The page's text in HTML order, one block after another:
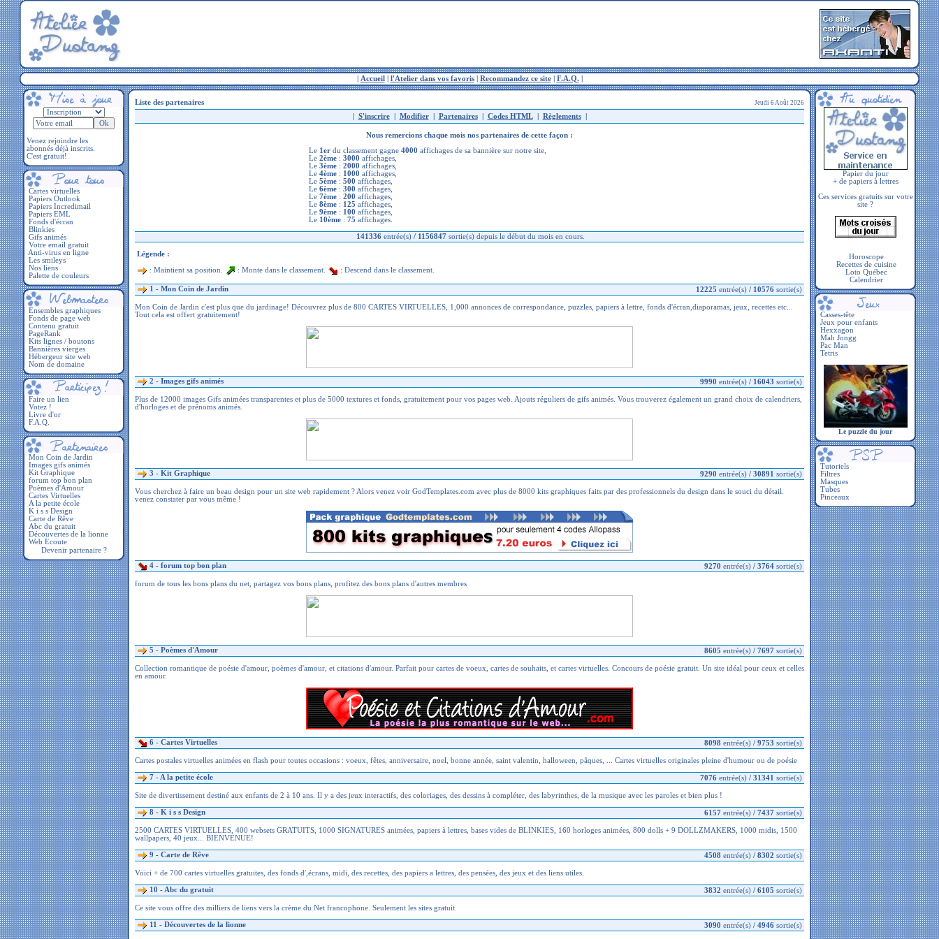
Accueil l'Atelier dans vos favoris| Recommandez ce site| F.A.Q.|
Venez rejoindre les
abonnés déjà inscrits.
C'est gratuit!
Cartes virtuelles
Papiers Outlook
Papiers Incredimail
Papiers EML
Fonds d'écran
Blinkies
Gifs animés
Votre email gratuit
Anti-virus en ligne
Les smileys
Nos liens
Palette de couleurs
Ensembles graphiques
Fonds de page web
Contenu gratuit
PageRank
Kits lignes / boutons
Bannières vierges
Hébergeur site web
Nom de domaine
Faire un lien
Votez !
Livre d'or
F.A.Q.
Devenir partenaire ?
Liste des partenaires Jeudi 6 Août 2026
S'inscrire| Modifier| Partenaires| Codes HTML| Règlements|
Nous remercions chaque mois nos partenaires de cette façon :
Le 1er du classement gagne 4000 affichages de sa bannière sur notre site,
Le 2ème : 3000 affichages,
Le 3ème : 2000 affichages,
Le 4ème : 1000 affichages,
Le 5ème : 500 affichages,
Le 6ème : 300 affichages,
Le 7ème : 200 affichages,
Le 8ème : 125 affichages,
Le 9ème : 100 affichages,
Le 10ème : 75 affichages.
141336 entrée(s) / 1156847 sortie(s) depuis le début du mois en cours.
Légende :
: Maintient sa position. : Monte dans le classement. : Descend dans le classement.
1 - Mon Coin de Jardin 12225 entrée(s) / 10576 sortie(s)
Mon Coin de Jardin c'est plus que du jardinage! Découvrez plus de 800 CARTES VIRTUELLES, 1,000 annonces de correspondance, puzzles, papiers à lettre, fonds d'écran,diaporamas, jeux, recettes etc...
Tout cela est offert gratuitement!
2 - Images gifs animés 9990 entrée(s) / 16043 sortie(s)
Plus de 12000 images Gifs animées transparentes et plus de 5000 textures et fonds, gratuitement pour vos pages web. Ajouts réguliers de gifs animés. Vous trouverez également un grand choix de calendriers,
d'horloges et de prénoms animés.
3 - Kit Graphique 9290 entrée(s) / 30891 sortie(s)
Vous cherchez à faire un beau design pour un site web rapidement ? Alors venez voir GodTemplates.com avec plus de 8000 kits graphiques faits par des professionnels du design dans le souci du détail.
venez constater par vous même !
4 - forum top bon plan 9270 entrée(s) / 3764 sortie(s)
forum de tous les bons plans du net, partagez vos bons plans, profitez des bons plans d'autres membres
5 - Poèmes d'Amour 8605 entrée(s) / 7697 sortie(s)
Collection romantique de poésie d'amour, poèmes d'amour, et citations d'amour. Parfait pour cartes de voeux, cartes de souhaits, et cartes virtuelles. Concours de poésie gratuit. Un site idéal pour ceux et celles
en amour.
6 - Cartes Virtuelles 8098 entrée(s) / 9753 sortie(s)
Cartes postales virtuelles animées en flash pour toutes occasions : voeux, fêtes, anniversaire, noel, bonne année, saint valentin, halloween, pâques, ... Cartes virtuelles originales pleine d'humour ou de poésie
7 - A la petite école 7076 entrée(s) / 31341 sortie(s)
Site de divertissement destiné aux enfants de 2 à 10 ans. Il y a des jeux interactifs, des coloriages, des dessins à compléter, des labyrinthes, de la musique avec les paroles et bien plus !
8 - K i s s Design 6157 entrée(s) / 7437 sortie(s)
2500 CARTES VIRTUELLES, 400 websets GRATUITS, 1000 SIGNATURES animées, papiers à lettres, bases vides de BLINKIES, 160 horloges animées, 800 dolls + 9 DOLLZMAKERS, 1000 midis, 1500
wallpapers, 40 jeux... BIENVENUE!
9 - Carte de Rêve 4508 entrée(s) / 8302 sortie(s)
Voici + de 700 cartes virtuelles gratuites, des fonds d',écrans, midi, des recettes, des papiers a lettres, des pensées, des jeux et des liens utiles.
10 - Abc du gratuit 3832 entrée(s) / 6105 sortie(s)
Ce site vous offre des milliers de liens vers la crème du Net francophone. Seulement les sites gratuit.
11 - Découvertes de la lionne 3090 entrée(s) / 4946 sortie(s)
Papier du jour
+ de papiers à lettres
Ces services gratuits sur votre
site ?
Horoscope
Recettes de cuisine
Loto Québec
Calendrier
Casses-tête
Jeux pour enfants
Hexxagon
Mah Jongg
Pac Man
Tetris
Le puzzle du jour
Tutoriels
Filtres
Masques
Tubes
Pinceaux